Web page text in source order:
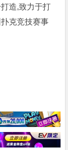
造,致力于打
克竞技赛事